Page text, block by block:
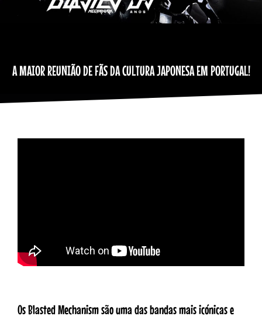
A MAIOR REUNIÃO DE FÃS DA CULTURA JAPONESA EM PORTUGAL!
Os Blasted Mechanism são uma das bandas mais icónicas e